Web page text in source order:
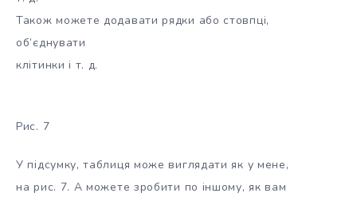
Також можете додавати рядки або стовпці,
об’єднувати
клітинки і т. д.
Рис. 7
У підсумку, таблиця може виглядати як у мене,
на рис. 7. А можете зробити по іншому, як вам